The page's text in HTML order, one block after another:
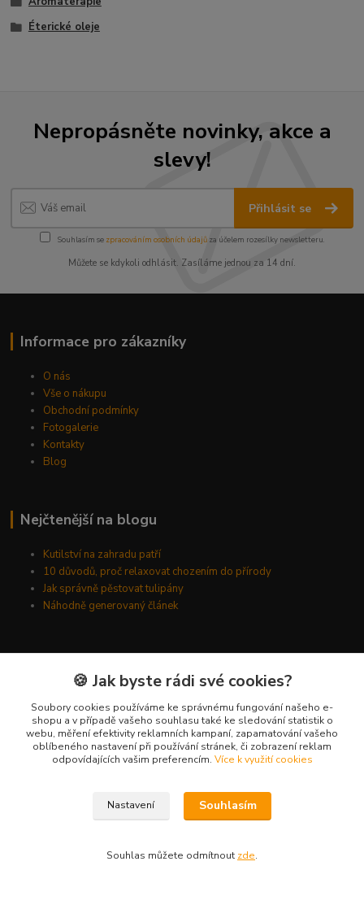
Éterické oleje
Nepropásněte novinky, akce a
slevy!
Přihlásit se
Souhlasím se zpracováním osobních údajůza účelem rozesílky newsletteru.
Můžete se kdykoli odhlásit. Zasíláme jednou za 14 dní.
Informace pro zákazníky
O nás
Vše o nákupu
Obchodní podmínky
Fotogalerie
Kontakty
Blog
Nejčtenější na blogu
Kutilství na zahradu patří
10 důvodů, proč relaxovat chozením do přírody
Jak správně pěstovat tulipány
Náhodně generovaný článek
Plzeň, 312 00
+420 603 332 100
🍪 Jak byste rádi své cookies?
Soubory cookies používáme ke správnému fungování našeho e-
shopu a v případě vašeho souhlasu také ke sledování statistik o
webu, měření efektivity reklamních kampaní, zapamatování vašeho
oblíbeného nastavení při používání stránek, či zobrazení reklam
odpovídajících vašim preferencím. Více k využití cookies
Nastavení Souhlasím
Souhlas můžete odmítnout zde.